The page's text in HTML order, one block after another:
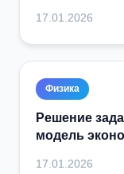
17.01.2026
Физика
Решение
модель
17.01.2026